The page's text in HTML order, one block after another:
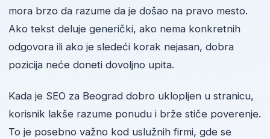
mora brzo da razume da je došao na pravo mesto.
Ako tekst deluje generički, ako nema konkretnih
odgovora ili ako je sledeći korak nejasan, dobra
pozicija neće doneti dovoljno upita.
Kada je SEO za Beograd dobro uklopljen u stranicu,
korisnik lakše razume ponudu i brže stiče poverenje.
To je posebno važno kod uslužnih firmi, gde se